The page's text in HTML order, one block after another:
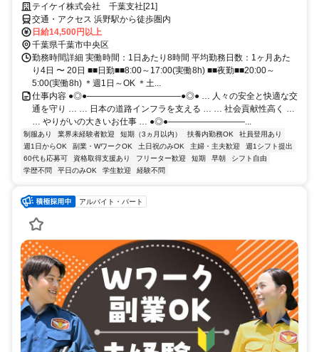
テイケイ株式会社 千葉支社[21]
交通・アクセス 浜野駅から徒歩圏内
日給14,500円以上
千葉県千葉市中央区
勤務時間詳細 実働時間：1日あたり8時間 平均勤務日数：1ヶ月あた
り4日 〜 20日 ■■日勤■■8:00～17:00(実働8h) ■■夜勤■■20:00～
5:00(実働8h) ＊週1日～OK ＊土...
仕事内容 ●◎●―――――――――――●◎● … 人々の安全と快適な交
通を守り … … 日本の道路インフラを支える … … 社会貢献性高く …
… やりがいの大きいお仕事 … ●◎●―――――――――...
制服あり 業界未経験者歓迎 短期（3ヵ月以内） 扶養内勤務OK
社員登用あり
週1日からOK
副業・WワークOK 土日祝のみOK 主婦・主夫歓迎
週1シフト提出
60代も応募可
資格取得支援あり フリーター歓迎 短期 早朝
シフト自由
学歴不問
平日のみOK 学生歓迎 経験不問
アルバイト・パート